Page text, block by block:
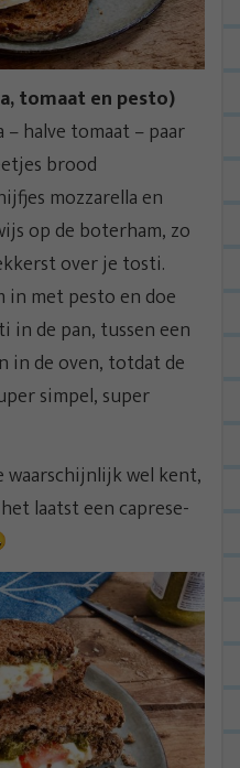
tomaat en pesto)
halve tomaat – paar
brood
mozzarella en
op de boterham, zo
over je tosti.
in met pesto en doe
in de pan, tussen een
de oven, totdat de
simpel, super
waarschijnlijk wel kent,
laatst een caprese-